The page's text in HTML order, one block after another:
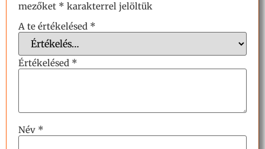
mezőket * karakterrel jelöltük
A te értékelésed *
Értékelésed *
Név *